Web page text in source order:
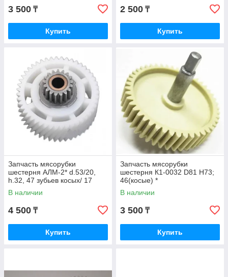
3 500 ₸
Купить
2 500 ₸
Купить
Запчасть мясорубки
шестерня АЛМ-2* d.53/20,
h.32, 47 зубьев косых/ 17
ровных ENDEVER MG-47, #
Bene
В наличии
4 500 ₸
Купить
Запчасть мясорубки
шестерня К1-0032 D81 H73;
46(косые) *
В наличии
3 500 ₸
Купить